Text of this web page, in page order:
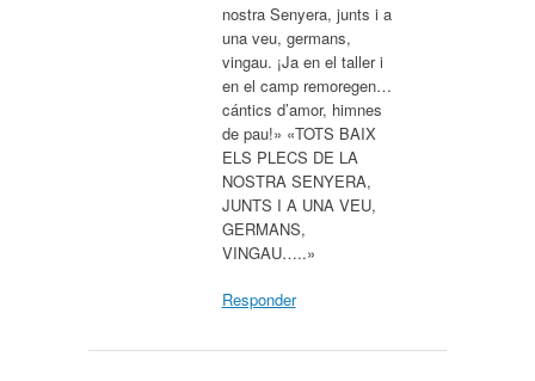
nostra Senyera, junts i a
una veu, germans,
vingau. ¡Ja en el taller i
en el camp remoregen…
cántics d’amor, himnes
de pau!» «TOTS BAIX
ELS PLECS DE LA
NOSTRA SENYERA,
JUNTS I A UNA VEU,
GERMANS,
VINGAU…..»
Responder